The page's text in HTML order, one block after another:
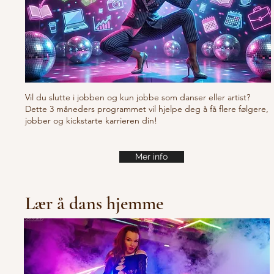
Vil du slutte i jobben og kun jobbe som danser eller artist?
Dette 3 måneders programmet vil hjelpe deg å få flere følgere,
jobber og kickstarte karrieren din!
Mer info
Lær å dans hjemme